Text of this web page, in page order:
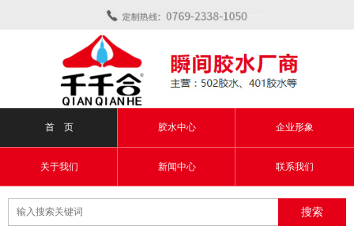
首 页 胶水中心 企业形象
关于我们 新闻中心 联系我们